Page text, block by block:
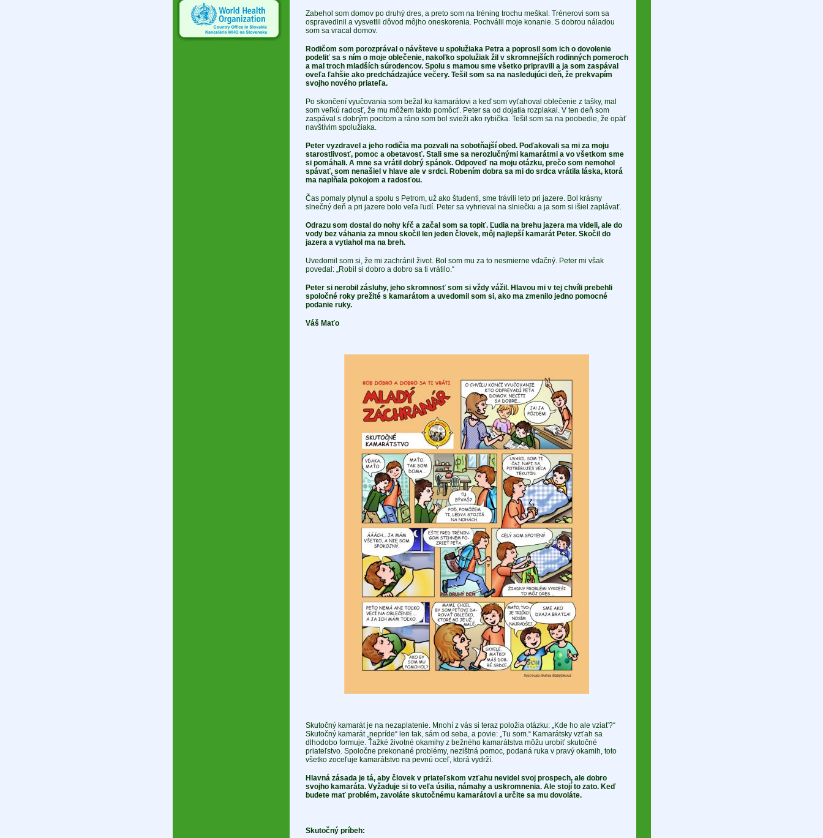
Zabehol som domov po druhý dres, a preto som na tréning trochu meškal. Trénerovi som sa
ospravedlnil a vysvetlil dôvod môjho oneskorenia. Pochválil moje konanie. S dobrou náladou
som sa vracal domov.
Rodičom som porozprával o návšteve u spolužiaka Petra a poprosil som ich o dovolenie
podeliť sa s ním o moje oblečenie, nakoľko spolužiak žil v skromnejších rodinných pomeroch
a mal troch mladších súrodencov. Spolu s mamou sme všetko pripravili a ja som zaspával
oveľa ľahšie ako predchádzajúce večery. Tešil som sa na nasledujúci deň, že prekvapím
svojho nového priateľa.
Po skončení vyučovania som bežal ku kamarátovi a keď som vyťahoval oblečenie z tašky, mal
som veľkú radosť, že mu môžem takto pomôcť. Peter sa od dojatia rozplakal. V ten deň som
zaspával s dobrým pocitom a ráno som bol svieži ako rybička. Tešil som sa na poobedie, že opäť
navštívim spolužiaka.
Peter vyzdravel a jeho rodičia ma pozvali na sobotňajší obed. Poďakovali sa mi za moju
starostlivosť, pomoc a obetavosť. Stali sme sa nerozlučnými kamarátmi a vo všetkom sme
si pomáhali. A mne sa vrátil dobrý spánok. Odpoveď na moju otázku, prečo som nemohol
spávať, som nenašiel v hlave ale v srdci. Robením dobra sa mi do srdca vrátila láska, ktorá
ma napĺňala pokojom a radosťou.
Čas pomaly plynul a spolu s Petrom, už ako študenti, sme trávili leto pri jazere. Bol krásny
slnečný deň a pri jazere bolo veľa ľudí. Peter sa vyhrieval na slniečku a ja som si išiel zaplávať.
Odrazu som dostal do nohy kŕč a začal som sa topiť. Ľudia na brehu jazera ma videli, ale do
vody bez váhania za mnou skočil len jeden človek, môj najlepší kamarát Peter. Skočil do
jazera a vytiahol ma na breh.
Uvedomil som si, že mi zachránil život. Bol som mu za to nesmierne vďačný. Peter mi však
povedal: „Robil si dobro a dobro sa ti vrátilo.“
Peter si nerobil zásluhy, jeho skromnosť som si vždy vážil. Hlavou mi v tej chvíli prebehli
spoločné roky prežité s kamarátom a uvedomil som si, ako ma zmenilo jedno pomocné
podanie ruky.
Váš Maťo
Skutočný kamarát je na nezaplatenie. Mnohí z vás si teraz položia otázku: „Kde ho ale vziať?“
Skutočný kamarát „nepríde“ len tak, sám od seba, a povie: „Tu som.“ Kamarátsky vzťah sa
dlhodobo formuje. Ťažké životné okamihy z bežného kamarátstva môžu urobiť skutočné
priateľstvo. Spoločne prekonané problémy, nezištná pomoc, podaná ruka v pravý okamih, toto
všetko zoceľuje kamarátstvo na pevnú oceľ, ktorá vydrží.
Hlavná zásada je tá, aby človek v priateľskom vzťahu nevidel svoj prospech, ale dobro
svojho kamaráta. Vyžaduje si to veľa úsilia, námahy a uskromnenia. Ale stojí to zato. Keď
budete mať problém, zavoláte skutočnému kamarátovi a určite sa mu dovoláte.
Skutočný príbeh: